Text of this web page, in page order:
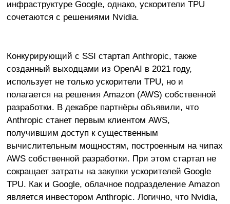
инфраструктуре Google, однако, ускорители TPU
сочетаются с решениями Nvidia.
Конкурирующий с SSI стартап Anthropic, также
созданный выходцами из OpenAI в 2021 году,
использует не только ускорители TPU, но и
полагается на решения Amazon (AWS) собственной
разработки. В декабре партнёры объявили, что
Anthropic станет первым клиентом AWS,
получившим доступ к существенным
вычислительным мощностям, построенным на чипах
AWS собственной разработки. При этом стартап не
сокращает затраты на закупки ускорителей Google
TPU. Как и Google, облачное подразделение Amazon
является инвестором Anthropic. Логично, что Nvidia,